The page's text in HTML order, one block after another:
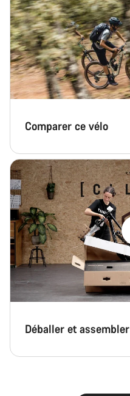
Comparer ce vélo
Déballer et assembler